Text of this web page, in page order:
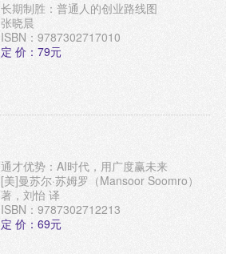
长期制胜：普通人的创业路线图
张晓晨
ISBN：9787302717010
定 价：79元
通才优势：AI时代，用广度赢未来
[美]曼苏尔·苏姆罗（Mansoor Soomro）
著，刘怡 译
ISBN：9787302712213
定 价：69元